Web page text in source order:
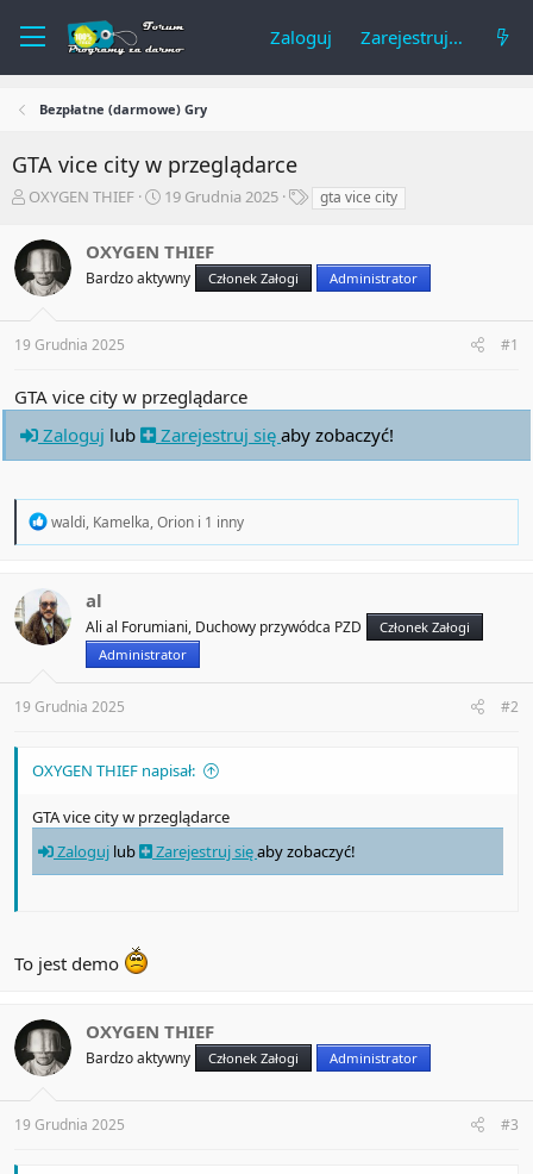
Zaloguj Zarejestruj się
Bezpłatne (darmowe) Gry
GTA vice city w przeglądarce
A
t
o
r
t
e
m
t
u
OXYGEN THIEF
R
p
o
z
19 Grudnia 2025
T
i
gta vice city
OXYGEN THIEF
Bardzo aktywny Członek Załogi Administrator
19 Grudnia 2025 #1
GTA vice city w przeglądarce
Zaloguj lub Zarejestruj się aby zobaczyć!
R
t
i
o
waldi, Kamelka,Orion i 1 inny
al
Ali al Forumiani, Duchowy przywódca PZD
Członek Załogi
Administrator
19 Grudnia 2025 #2
OXYGEN THIEF napisał:
GTA vice city w przeglądarce
Zaloguj lub Zarejestruj sięaby zobaczyć!
To jest demo
OXYGEN THIEF
Bardzo aktywny Członek Załogi Administrator
19 Grudnia 2025 #3